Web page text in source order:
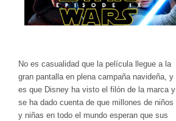
No es casualidad que la película llegue a la
gran pantalla en plena campaña navideña, y
es que Disney ha visto el filón de la marca y
se ha dado cuenta de que millones de niños
y niñas en todo el mundo esperan que sus